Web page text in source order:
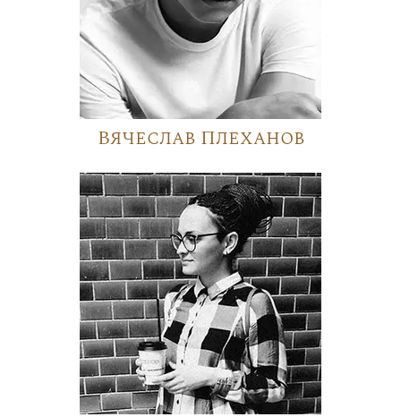
Вячеслав Плеханов